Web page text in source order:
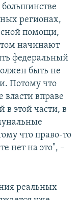
большинстве
регионах,
помощи,
начинают
федеральный
быть не
Потому что
власти вправе
в этой части, в
что право-то
нет на это", –
реальных